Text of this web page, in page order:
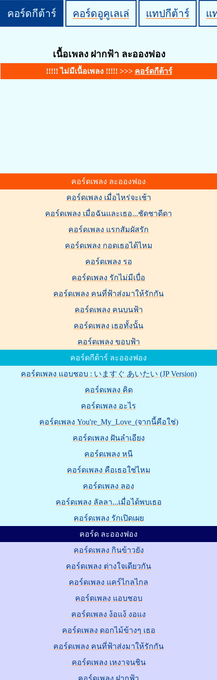
คอร์ดกีต้าร์ คอร์ดอูคูเลเล่ แทปกีต้าร์ แ
เนื้อเพลง ฝากฟ้า ละอองฟอง
!!!!! ไม่มีเนื้อเพลง !!!!! >>> คอร์ดกีต้าร์
คอร์ดเพลง ละอองฟอง
คอร์ดเพลง เมื่อไหร่จะเช้า
คอร์ดเพลง เมื่อฉันและเธอ...ชัดชาดีดา
คอร์ดเพลง แรกสัมผัสรัก
คอร์ดเพลง กอดเธอได้ไหม
คอร์ดเพลง รอ
คอร์ดเพลง รักไม่มีเบื่อ
คอร์ดเพลง คนที่ฟ้าส่งมาให้รักกัน
คอร์ดเพลง คนบนฟ้า
คอร์ดเพลง เธอทั้งนั้น
คอร์ดเพลง ขอบฟ้า
คอร์ดกีต้าร์ ละอองฟอง
คอร์ดเพลง แอบชอบ : いますぐ あいたい (JP Version)
คอร์ดเพลง คิด
คอร์ดเพลง อะไร
คอร์ดเพลง You're_My_Love_(จากนี้คือใช่)
คอร์ดเพลง ฝันลำเอียง
คอร์ดเพลง หนี
คอร์ดเพลง คือเธอใช่ไหม
คอร์ดเพลง ลอง
คอร์ดเพลง ลัลลา...เมื่อได้พบเธอ
คอร์ดเพลง รักเปิดเผย
คอร์ด ละอองฟอง
คอร์ดเพลง กินข้าวยัง
คอร์ดเพลง ต่างใจเดียวกัน
คอร์ดเพลง แคร์ไกลไกล
คอร์ดเพลง แอบชอบ
คอร์ดเพลง ง้อแง้ งอแง
คอร์ดเพลง ดอกไม้ข้างๆ เธอ
คอร์ดเพลง คนที่ฟ้าส่งมาให้รักกัน
คอร์ดเพลง เหงาจนชิน